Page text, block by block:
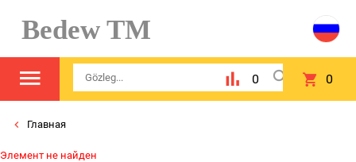
Bedew TM
0 0
Главная
Элемент не найден